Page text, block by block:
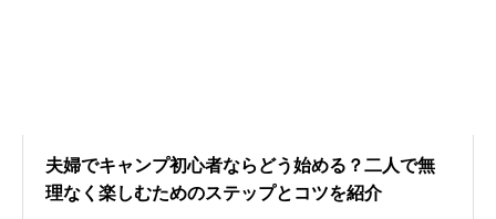
夫婦でキャンプ初心者ならどう始める？二人で無
理なく楽しむためのステップとコツを紹介